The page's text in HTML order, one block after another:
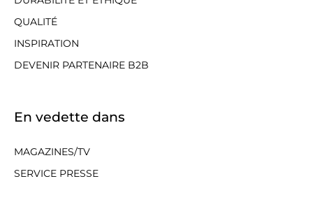
QUALITÉ
INSPIRATION
DEVENIR PARTENAIRE B2B
En vedette dans
MAGAZINES/TV
SERVICE PRESSE